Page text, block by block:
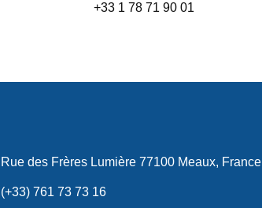
+33 1 78 71 90 01
Rue des Frères Lumière 77100 Meaux, France
(+33) 761 73 73 16